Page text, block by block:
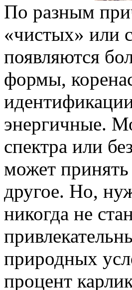
По разным
«чистых» или
появляются
формы,
энергичные.
спектра или
может
другое. Но,
никогда не
природных
процент